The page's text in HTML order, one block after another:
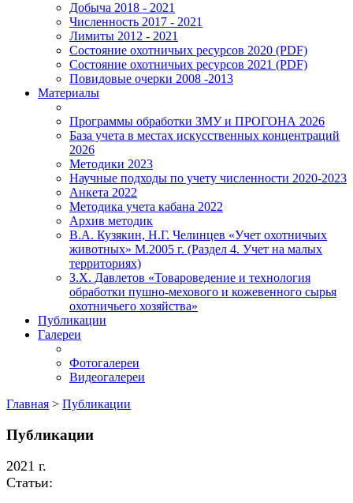
Добыча 2018 - 2021
Численность 2017 - 2021
Лимиты 2012 - 2021
Состояние охотничьих ресурсов 2020 (PDF)
Состояние охотничьих ресурсов 2021 (PDF)
Повидовые очерки 2008 -2013
Материалы
Программы обработки ЗМУ и ПРОГОНА 2026
База учета в местах искусственных концентраций
2026
Методики 2023
Научные подходы по учету численности 2020-2023
Анкета 2022
Методика учета кабана 2022
Архив методик
В.А. Кузякин, Н.Г. Челинцев «Учет охотничьих
животных» М.2005 г. (Раздел 4. Учет на малых
территориях)
З.Х. Давлетов «Товароведение и технология
обработки пушно-мехового и кожевенного сырья
охотничьего хозяйства»
Публикации
Галереи
Фотогалереи
Видеогалереи
Главная > Публикации
Публикации
2021 г.
Статьи: